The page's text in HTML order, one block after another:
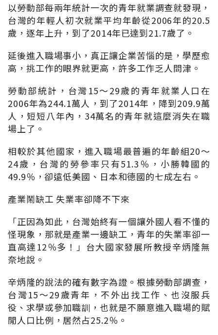
以勞動部每兩年統計一次的青年就業調查就發現，
台灣的年輕人初次就業平均年齡從2006年的20.5
歲，逐年上升，到了2014年已達到21.7歲了。
延後進入職場事小，真正讓企業苦惱的是，學歷愈
高，挑工作的眼界就更高，許多工作乏人問津。
勞動部統計，台灣15～29歲的青年就業人口在
2006年為244.1萬人，到了2014年，降到209.9萬
人，短短八年內，34萬名的青年就這麼消失在職
場上了。
相較於其他國家，進入職場最普遍的年齡組20～
24歲，台灣的勞參率只有51.3％，小勝韓國的
49.9％，卻遠低美國、日本和德國的七成左右。
產業鬧缺工 失業率卻降不下來
「正因為如此，台灣始終有一個讓外國人看不懂的
怪現象，那就是產業一邊缺工，青年的失業率卻一
直高達12％多！」台大國家發展所教授辛炳隆無
奈地說。
辛炳隆的說法的確有數字為證。根據勞動部調查，
台灣15～29歲青年，不外出找工作、也沒服兵
役、求學或參加職訓，也就是不願意進入職場的賦
閒人口比例，居然占25.2％。